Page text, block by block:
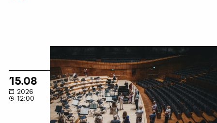
zwiedzanie
zakamarków
NOSPR
15.08
2026
12:00